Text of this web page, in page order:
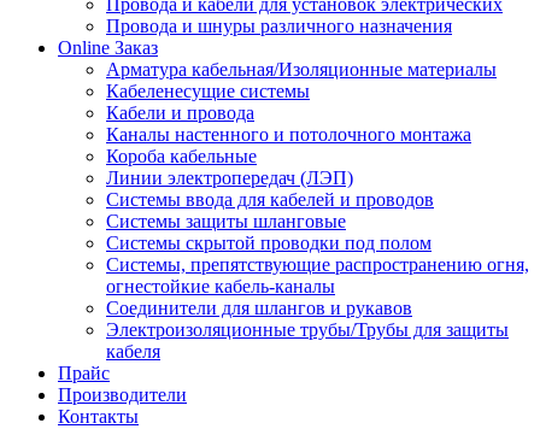
Провода и кабели для установок электрических
Провода и шнуры различного назначения
Online Заказ
Арматура кабельная/Изоляционные материалы
Кабеленесущие системы
Кабели и провода
Каналы настенного и потолочного монтажа
Короба кабельные
Линии электропередач (ЛЭП)
Системы ввода для кабелей и проводов
Системы защиты шланговые
Системы скрытой проводки под полом
Системы, препятствующие распространению огня,
огнестойкие кабель-каналы
Соединители для шлангов и рукавов
Электроизоляционные трубы/Трубы для защиты
кабеля
Прайс
Производители
Контакты